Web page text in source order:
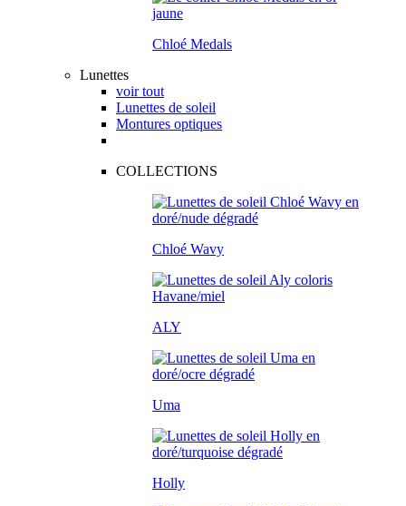
Chloé Medals
Lunettes
voir tout
Lunettes de soleil
Montures optiques
COLLECTIONS
Chloé Wavy
ALY
Uma
Holly